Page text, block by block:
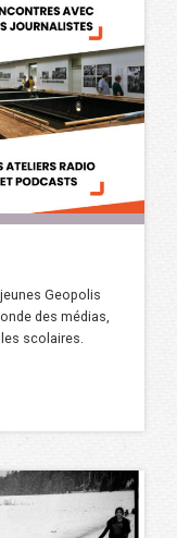
Geopolis
des médias,
scolaires.